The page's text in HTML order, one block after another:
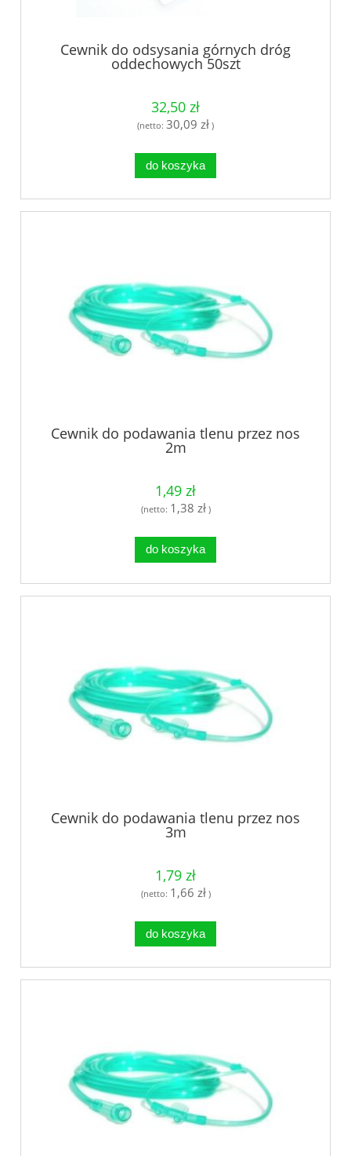
Cewnik do odsysania górnych dróg
oddechowych 50szt
32,50 zł
(netto: 30,09 zł )
do koszyka
Cewnik do podawania tlenu przez nos
2m
1,49 zł
(netto: 1,38 zł)
do koszyka
Cewnik do podawania tlenu przez nos
3m
1,79 zł
(netto: 1,66 zł)
do koszyka